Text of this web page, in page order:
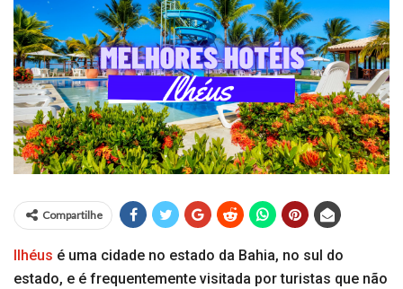
Compartilhe
Ilhéus é uma cidade no estado da Bahia, no sul do
estado, e é frequentemente visitada por turistas que não